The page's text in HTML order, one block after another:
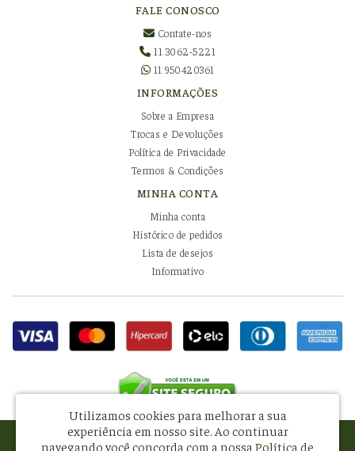
FALE CONOSCO
Contate-nos
11 3062-5221
11 950420361
INFORMAÇÕES
Sobre a Empresa
Trocas e Devoluções
Política de Privacidade
Termos & Condições
MINHA CONTA
Minha conta
Histórico de pedidos
Lista de desejos
Informativo
Pissani Indústria e Comércio de Alimentos Ltda - CNPJ: 08.581.434/0001-34
Utilizamos cookies para melhorar a sua
experiência em nosso site. Ao continuar
navegando você concorda com a nossa Política de